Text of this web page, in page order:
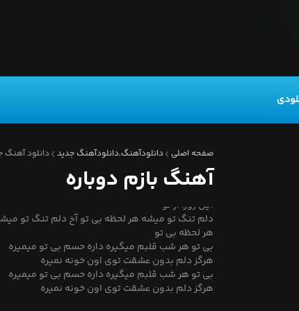
صفحه اصلی دانلودآهنگ,دانلودآهنگ جدید دانلود آهنگ
آهنگ بازم دوباره
بازم دوباره دیدم ازم جدایی باز خاطراتت واسم شده
تنهایی
هرگز دلم بدون عشقت توی اون خونه نمیره
بی تو هر شب قلبم میگیره داره حسم بی تو میمیره
هرگز دلم بدون عشقت توی اون خونه نمیره
دلم تنگ تو میشه هر لحظه بی تو میخوام باشم کنارت
این روزا از نو
دلم تنگ تو میشه هر لحظه بی تو آخ دلم تنگ تو
هر لحظه بی تو
بی تو هر شب قلبم میگیره داره حسم بی تو میمیره
هرگز دلم بدون عشقت توی اون خونه نمیره
بی تو هر شب قلبم میگیره داره حسم بی تو میمیره
هرگز دلم بدون عشقت توی اون خونه نمیره